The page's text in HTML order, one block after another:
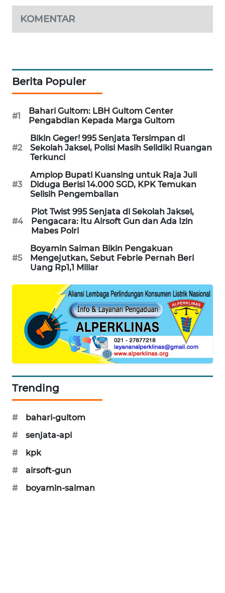
KOMENTAR
Berita Populer
#1
Bahari Gultom: LBH Gultom Center
Pengabdian Kepada Marga Gultom
#2
Bikin Geger! 995 Senjata Tersimpan di
Sekolah Jaksel, Polisi Masih Selidiki Ruangan
Terkunci
#3
Amplop Bupati Kuansing untuk Raja Juli
Diduga Berisi 14.000 SGD, KPK Temukan
Selisih Pengembalian
#4
Plot Twist 995 Senjata di Sekolah Jaksel,
Pengacara: Itu Airsoft Gun dan Ada Izin
Mabes Polri
#5
Boyamin Saiman Bikin Pengakuan
Mengejutkan, Sebut Febrie Pernah Beri
Uang Rp1,1 Miliar
Trending
#
bahari-gultom
#
senjata-api
#
kpk
#
airsoft-gun
#
boyamin-saiman
PLN
WATCH
LPKKI
KOPEKLIN
PORTAL
KONSUMEN
FORWAMKI
ALPERKLINAS
FORJASIDA
TAMBANG
NEWS
SIDIKALANG
NEWS
METRO
NEWS
METRO
NEWS